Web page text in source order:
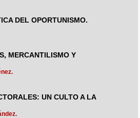
DEL OPORTUNISMO.
MERCANTILISMO Y
UN CULTO A LA